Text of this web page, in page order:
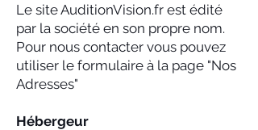
Le site AuditionVision.fr est édité
par la société en son propre nom.
Pour nous contacter vous pouvez
utiliser le formulaire à la page "Nos
Adresses"
Hébergeur